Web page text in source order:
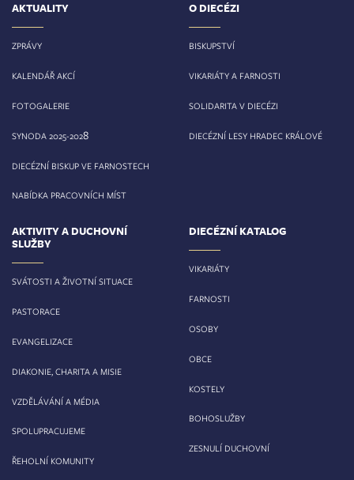
AKTUALITY
ZPRÁVY
KALENDÁŘ AKCÍ
FOTOGALERIE
SYNODA 2025-2028
DIECÉZNÍ BISKUP VE FARNOSTECH
NABÍDKA PRACOVNÍCH MÍST
O DIECÉZI
BISKUPSTVÍ
VIKARIÁTY A FARNOSTI
SOLIDARITA V DIECÉZI
DIECÉZNÍ LESY HRADEC KRÁLOVÉ
AKTIVITY A DUCHOVNÍ
SLUŽBY
SVÁTOSTI A ŽIVOTNÍ SITUACE
PASTORACE
EVANGELIZACE
DIAKONIE, CHARITA A MISIE
VZDĚLÁVÁNÍ A MÉDIA
SPOLUPRACUJEME
ŘEHOLNÍ KOMUNITY
DIECÉZNÍ KATALOG
VIKARIÁTY
FARNOSTI
OSOBY
OBCE
KOSTELY
BOHOSLUŽBY
ZESNULÍ DUCHOVNÍ